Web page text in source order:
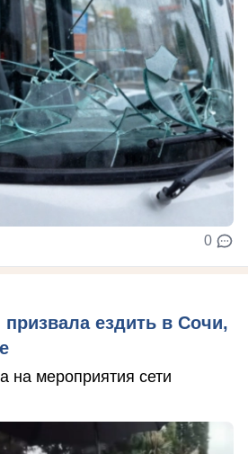
0
призвала ездить в Сочи,
на мероприятия сети